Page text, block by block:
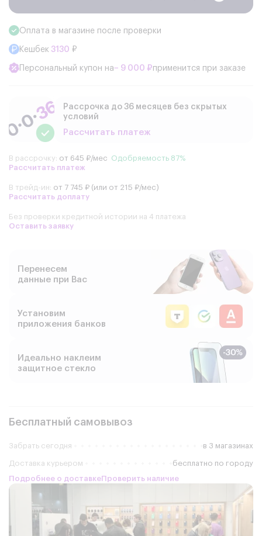
Оплата в магазине после проверки
Кешбек 3130 ₽
Персональный купон на− 9 000 ₽применится при заказе
Рассрочка до 36 месяцев без скрытых
условий
Рассчитать платеж
В рассрочку: от 645 ₽/мес Одобряемость 87%
Рассчитать платеж
В трейд-ин: от 7 745 ₽ (или от 215 ₽/мес)
Рассчитать доплату
Без проверки кредитной истории на 4 платежа
Оставить заявку
Перенесем
данные при Вас
Установим
приложения банков
Идеально наклеим
защитное стекло
Бесплатный самовывоз
Забрать сегодня в 3 магазинах
Доставка курьером
бесплатно по городу
Подробнее о доставкеПроверить наличие